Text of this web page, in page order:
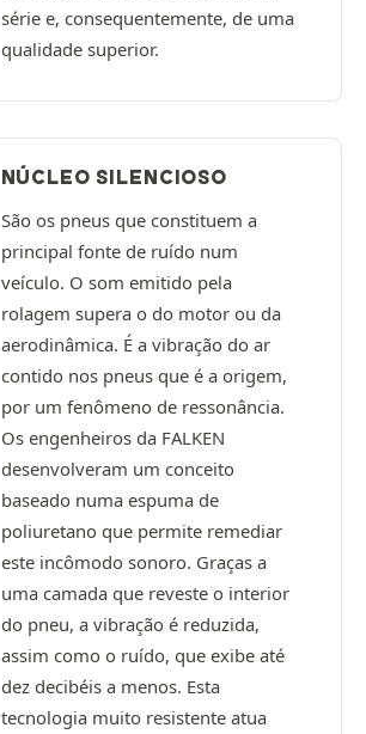
série e, consequentemente, de uma
qualidade superior.
NÚCLEO SILENCIOSO
São os pneus que constituem a
principal fonte de ruído num
veículo. O som emitido pela
rolagem supera o do motor ou da
aerodinâmica. É a vibração do ar
contido nos pneus que é a origem,
por um fenômeno de ressonância.
Os engenheiros da FALKEN
desenvolveram um conceito
baseado numa espuma de
poliuretano que permite remediar
este incômodo sonoro. Graças a
uma camada que reveste o interior
do pneu, a vibração é reduzida,
assim como o ruído, que exibe até
dez decibéis a menos. Esta
tecnologia muito resistente atua